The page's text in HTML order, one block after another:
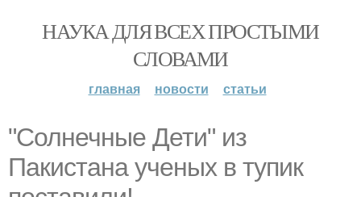
НАУКА ДЛЯ ВСЕХ ПРОСТЫМИ
СЛОВАМИ
главная новости статьи
"Солнечные Дети" из
Пакистана ученых в тупик